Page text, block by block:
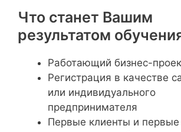
Что станет Вашим
результатом
Работающий бизнес-
Регистрация в качестве
или индивидуального
предпринимателя
Первые клиенты и